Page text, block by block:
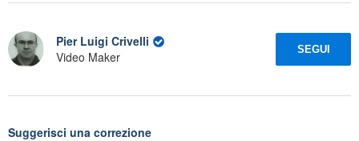
Pier Luigi Crivelli
Video Maker
SEGUI
Suggerisci una correzione